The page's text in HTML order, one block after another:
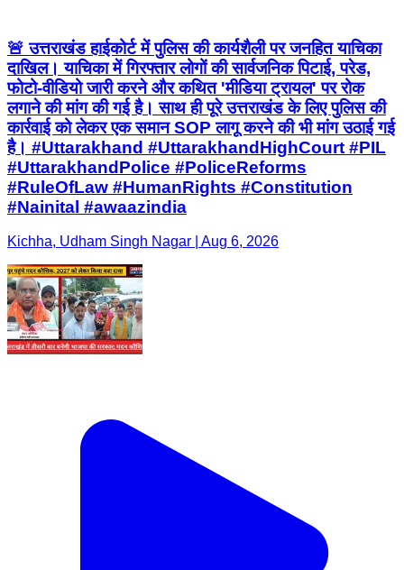
🚨 उत्तराखंड हाईकोर्ट में पुलिस की कार्यशैली पर जनहित याचिका
दाखिल। याचिका में गिरफ्तार लोगों की सार्वजनिक पिटाई, परेड,
फोटो-वीडियो जारी करने और कथित 'मीडिया ट्रायल' पर रोक
लगाने की मांग की गई है। साथ ही पूरे उत्तराखंड के लिए पुलिस की
कार्रवाई को लेकर एक समान SOP लागू करने की भी मांग उठाई गई
है। #Uttarakhand #UttarakhandHighCourt #PIL
#UttarakhandPolice #PoliceReforms
#RuleOfLaw #HumanRights #Constitution
#Nainital #awaazindia
Kichha, Udham Singh Nagar | Aug 6, 2026